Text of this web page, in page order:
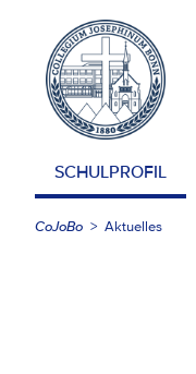
SCHULPROFIL
CoJoBo Aktuelles